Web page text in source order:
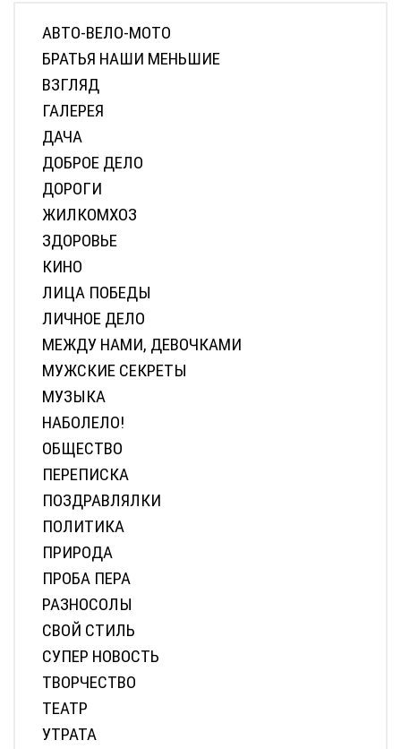
АВТО-ВЕЛО-МОТО
БРАТЬЯ НАШИ МЕНЬШИЕ
ВЗГЛЯД
ГАЛЕРЕЯ
ДАЧА
ДОБРОЕ ДЕЛО
ДОРОГИ
ЖИЛКОМХОЗ
ЗДОРОВЬЕ
КИНО
ЛИЦА ПОБЕДЫ
ЛИЧНОЕ ДЕЛО
МЕЖДУ НАМИ, ДЕВОЧКАМИ
МУЖСКИЕ СЕКРЕТЫ
МУЗЫКА
НАБОЛЕЛО!
ОБЩЕСТВО
ПЕРЕПИСКА
ПОЗДРАВЛЯЛКИ
ПОЛИТИКА
ПРИРОДА
ПРОБА ПЕРА
РАЗНОСОЛЫ
СВОЙ СТИЛЬ
СУПЕР НОВОСТЬ
ТВОРЧЕСТВО
ТЕАТР
УТРАТА